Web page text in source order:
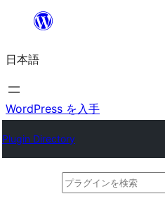
を
ス
キ
プ
日本語
WordPress を入手
Plugin Directory
プ